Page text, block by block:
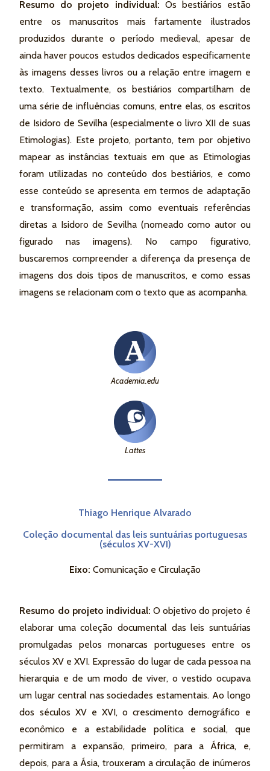
Resumo do projeto individual: Os bestiários estão
entre os manuscritos mais fartamente ilustrados
produzidos durante o período medieval, apesar de
ainda haver poucos estudos dedicados especificamente
às imagens desses livros ou a relação entre imagem e
texto. Textualmente, os bestiários compartilham de
uma série de influências comuns, entre elas, os escritos
de Isidoro de Sevilha (especialmente o livro XII de suas
Etimologias). Este projeto, portanto, tem por objetivo
mapear as instâncias textuais em que as Etimologias
foram utilizadas no conteúdo dos bestiários, e como
esse conteúdo se apresenta em termos de adaptação
e transformação, assim como eventuais referências
diretas a Isidoro de Sevilha (nomeado como autor ou
figurado nas imagens). No campo figurativo,
buscaremos compreender a diferença da presença de
imagens dos dois tipos de manuscritos, e como essas
imagens se relacionam com o texto que as acompanha.
Academia.edu
Lattes
Thiago Henrique Alvarado
Coleção documental das leis suntuárias portuguesas
(séculos XV-XVI)
Eixo: Comunicação e Circulação
Resumo do projeto individual: O objetivo do projeto é
elaborar uma coleção documental das leis suntuárias
promulgadas pelos monarcas portugueses entre os
séculos XV e XVI. Expressão do lugar de cada pessoa na
hierarquia e de um modo de viver, o vestido ocupava
um lugar central nas sociedades estamentais. Ao longo
dos séculos XV e XVI, o crescimento demográfico e
econômico e a estabilidade política e social, que
permitiram a expansão, primeiro, para a África, e,
depois, para a Ásia, trouxeram a circulação de inúmeros